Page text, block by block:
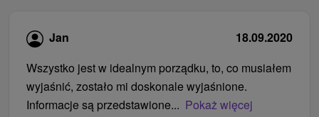
Jan
18.09.2020
Wszystko jest w idealnym porządku, to, co musiałem
wyjaśnić, zostało mi doskonale wyjaśnione.
Informacje są przedstawione... Pokaż więcej